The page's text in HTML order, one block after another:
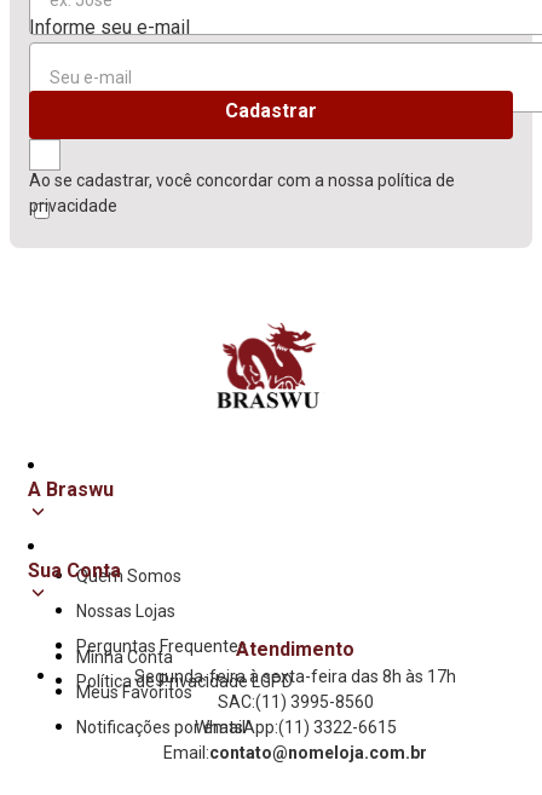
Ao se cadastrar, você concordar com a nossa política de
privacidade
A Braswu
Quem Somos
Nossas Lojas
Perguntas Frequentes
Política de Privacidade LGPD
Sua Conta
Minha Conta
Meus Favoritos
Notificações por email
Atendimento
Segunda-feira à sexta-feira das 8h às 17h
SAC:(11) 3995-8560
WhatsApp:(11) 3322-6615
Email:contato@nomeloja.com.br